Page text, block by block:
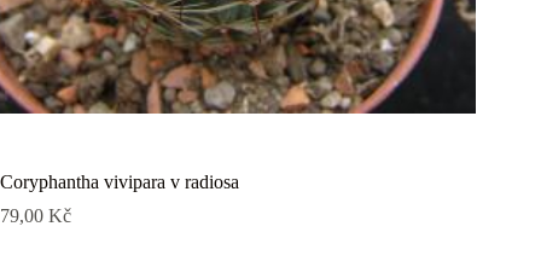
Coryphantha vivipara v radiosa
79,00 Kč